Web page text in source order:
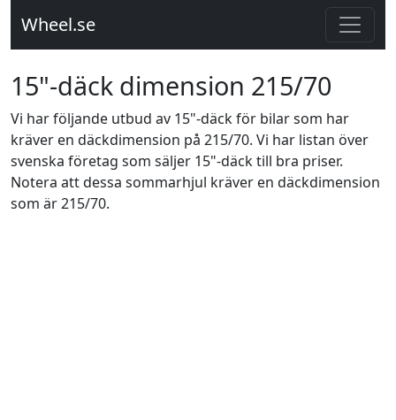
Wheel.se
15"-däck dimension 215/70
Vi har följande utbud av 15"-däck för bilar som har
kräver en däckdimension på 215/70. Vi har listan över
svenska företag som säljer 15"-däck till bra priser.
Notera att dessa sommarhjul kräver en däckdimension
som är 215/70.